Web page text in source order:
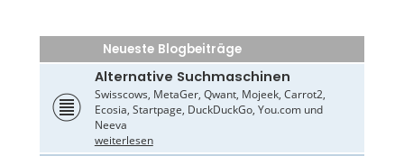
Neueste Blogbeiträge
Alternative Suchmaschinen
Swisscows, MetaGer, Qwant, Mojeek, Carrot2,
Ecosia, Startpage, DuckDuckGo, You.com und
Neeva
weiterlesen